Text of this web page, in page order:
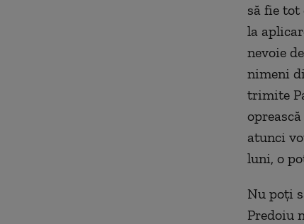
să fie tot
la
nevoie
nimeni
trimite
atunci
luni, o
Nu poți
Predoiu